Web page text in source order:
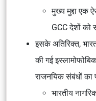
मुख्य मुद्दा एक
GCC देशों
इसके अतिरिक्त,
की गई
राजनयिक संबंधों का
भारतीय